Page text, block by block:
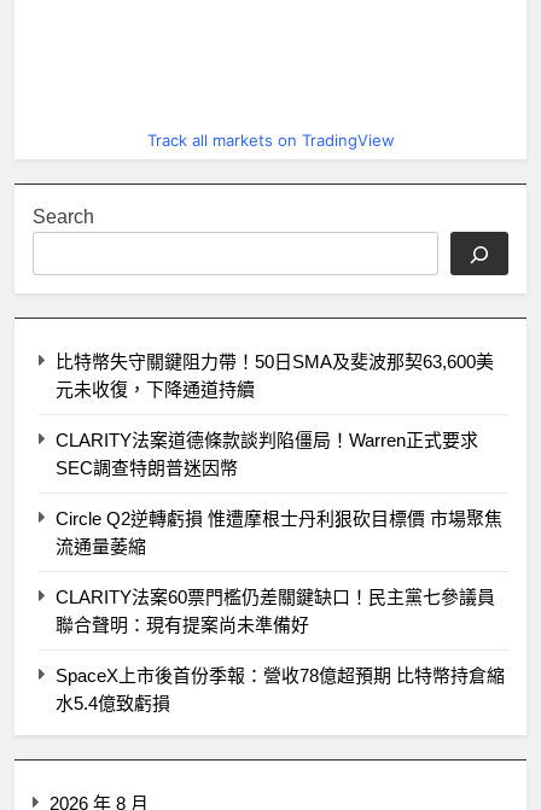
Track all markets on TradingView
Search
比特幣失守關鍵阻力帶！50日SMA及斐波那契63,600美
元未收復，下降通道持續
CLARITY法案道德條款談判陷僵局！Warren正式要求
SEC調查特朗普迷因幣
Circle Q2逆轉虧損 惟遭摩根士丹利狠砍目標價 市場聚焦
流通量萎縮
CLARITY法案60票門檻仍差關鍵缺口！民主黨七參議員
聯合聲明：現有提案尚未準備好
SpaceX上市後首份季報：營收78億超預期 比特幣持倉縮
水5.4億致虧損
2026 年 8 月